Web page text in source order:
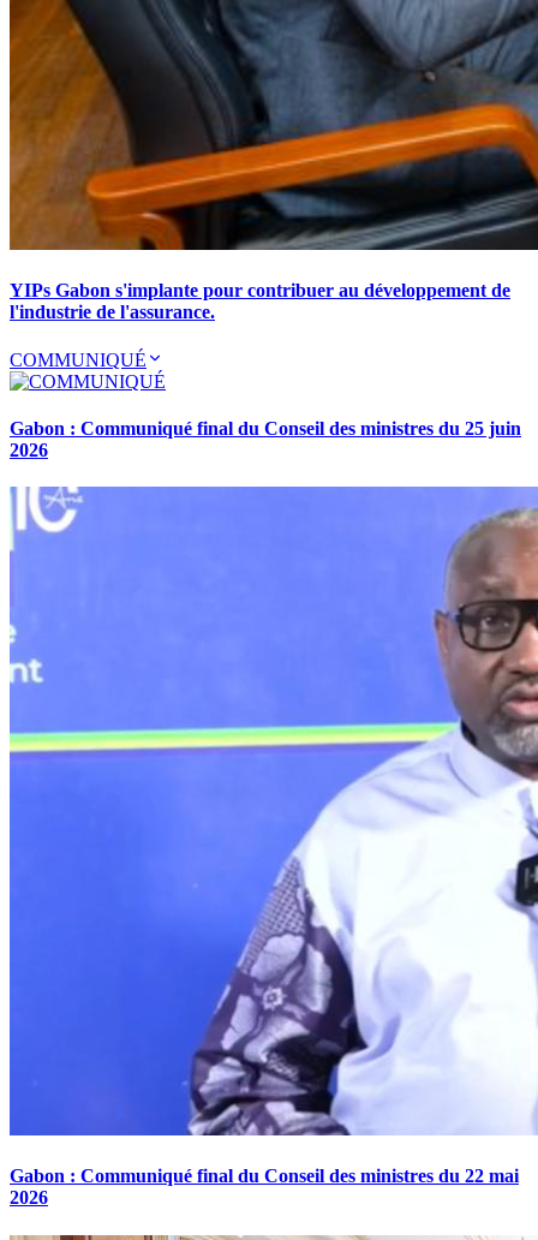
YIPs Gabon s'implante pour contribuer au développement de
l'industrie de l'assurance.
COMMUNIQUÉ
Gabon : Communiqué final du Conseil des ministres du 25 juin
2026
Gabon : Communiqué final du Conseil des ministres du 22 mai
2026